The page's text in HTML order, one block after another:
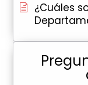
¿Cuáles